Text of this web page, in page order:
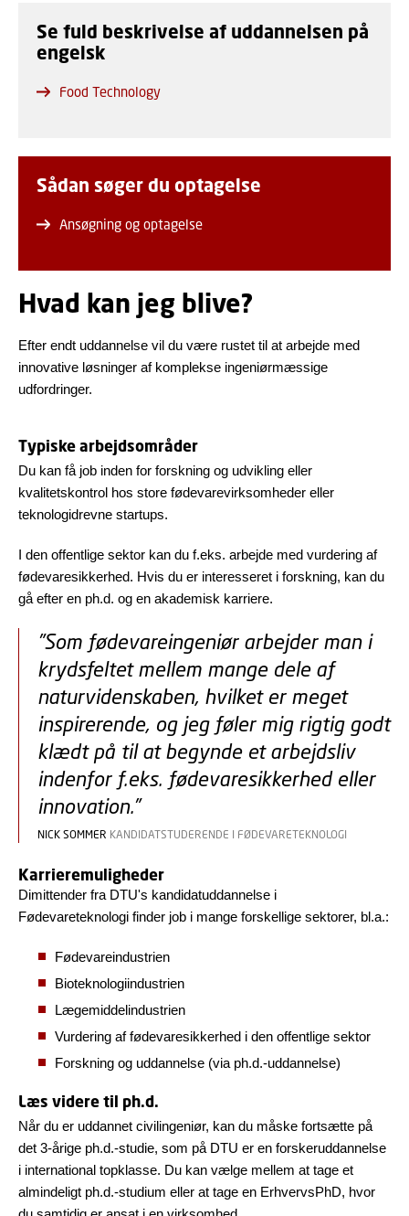
Se fuld beskrivelse af uddannelsen på
engelsk
Food Technology
Sådan søger du optagelse
Ansøgning og optagelse
Hvad kan jeg blive?
Efter endt uddannelse vil du være rustet til at arbejde med
innovative løsninger af komplekse ingeniørmæssige
udfordringer.
Typiske arbejdsområder
Du kan få job inden for forskning og udvikling eller
kvalitetskontrol hos store fødevarevirksomheder eller
teknologidrevne startups.
I den offentlige sektor kan du f.eks. arbejde med vurdering af
fødevaresikkerhed. Hvis du er interesseret i forskning, kan du
gå efter en ph.d. og en akademisk karriere.
”Som fødevareingeniør arbejder man i
krydsfeltet mellem mange dele af
naturvidenskaben, hvilket er meget
inspirerende, og jeg føler mig rigtig godt
klædt på til at begynde et arbejdsliv
indenfor f.eks. fødevaresikkerhed eller
innovation.”
NICK SOMMER KANDIDATSTUDERENDE I FØDEVARETEKNOLOGI
Karrieremuligheder
Dimittender fra DTU's kandidatuddannelse i
Fødevareteknologi finder job i mange forskellige sektorer, bl.a.:
Fødevareindustrien
Bioteknologiindustrien
Lægemiddelindustrien
Vurdering af fødevaresikkerhed i den offentlige sektor
Forskning og uddannelse (via ph.d.-uddannelse)
Læs videre til ph.d.
Når du er uddannet civilingeniør, kan du måske fortsætte på
det 3-årige ph.d.-studie, som på DTU er en forskeruddannelse
i international topklasse. Du kan vælge mellem at tage et
almindeligt ph.d.-studium eller at tage en ErhvervsPhD, hvor